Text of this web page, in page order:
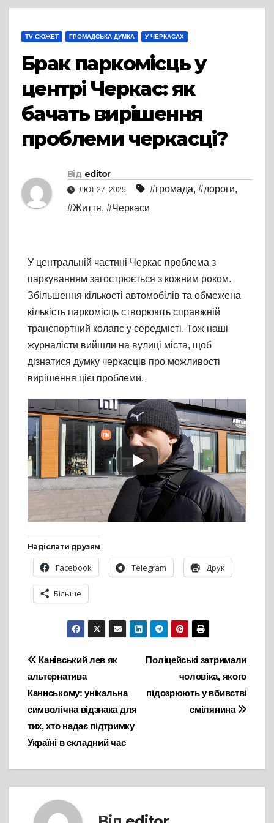
TV СЮЖЕТ ГРОМАДСЬКА ДУМКА У ЧЕРКАСАХ
Брак паркомісць у
центрі Черкас: як
бачать вирішення
проблеми черкасці?
Від editor
ЛЮТ 27, 2025 #громада, #дороги,
#Життя, #Черкаси
У центральній частині Черкас проблема з
паркуванням загострюється з кожним роком.
Збільшення кількості автомобілів та обмежена
кількість паркомісць створюють справжній
транспортний колапс у середмісті. Тож наші
журналісти вийшли на вулиці міста, щоб
дізнатися думку черкасців про можливості
вирішення цієї проблеми.
Надіслати друзям
Facebook Telegram Друк
Більше
Навігація
записів
Поліцейські затримали
чоловіка, якого
підозрюють у вбивстві
смілянина
Канівський лев як
альтернатива
Каннському: унікальна
символічна відзнака для
тих, хто надає підтримку
Україні в складний час